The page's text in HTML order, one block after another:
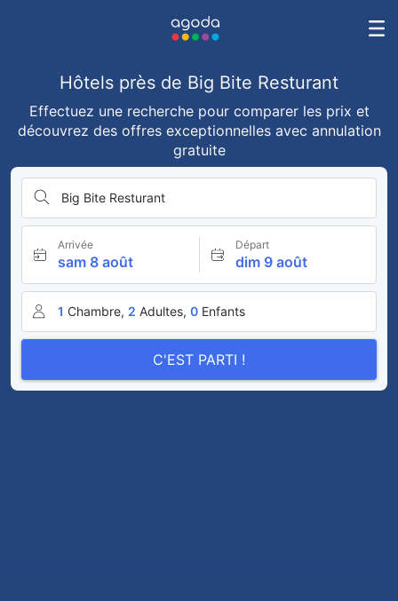
Hôtels près de Big Bite Resturant
Effectuez une recherche pour comparer les prix et
découvrez des offres exceptionnelles avec annulation
gratuite
Big Bite Resturant
Arrivée
sam 8 août
Départ
dim 9 août
1 Chambre, 2 Adultes, 0 Enfants
C'EST PARTI !